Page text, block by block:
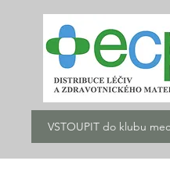
VSTOUPIT do klubu